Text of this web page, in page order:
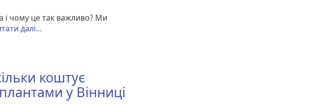
і чому це так важливо? Ми
далі...
коштує
у Вінниці